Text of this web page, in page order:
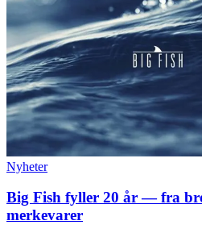
Nyheter
Big Fish fyller 20 år — fra
merkevarer